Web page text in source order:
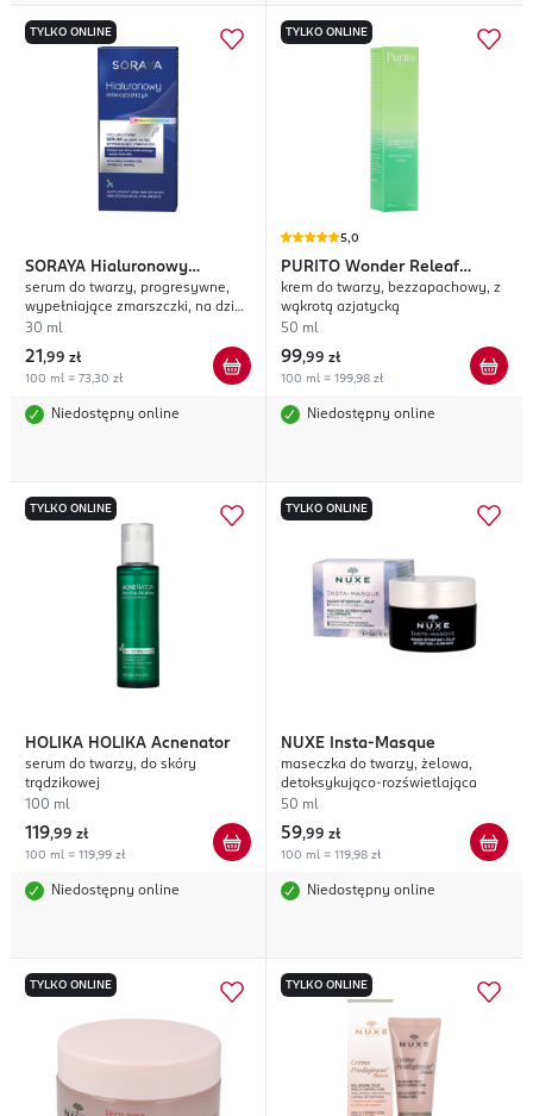
TYLKO ONLINE
SORAYA Hialuronowy
Mikrozastrzyk
serum do twarzy, progresywne,
wypełniające zmarszczki, na dzień
i na noc
30 ml
21 ,99 zł
100 ml = 73,30 zł
Niedostępny online
TYLKO ONLINE
5,0
PURITO Wonder Releaf
Centella
krem do twarzy, bezzapachowy, z
wąkrotą azjatycką
50 ml
99,99 zł
100 ml = 199,98 zł
Niedostępny online
TYLKO ONLINE
HOLIKA HOLIKA Acnenator
serum do twarzy, do skóry
trądzikowej
100 ml
119,99 zł
100 ml = 119,99 zł
Niedostępny online
TYLKO ONLINE
NUXE Insta-Masque
maseczka do twarzy, żelowa,
detoksykująco-rozświetlająca
50 ml
59,99 zł
100 ml = 119,98 zł
Niedostępny online
TYLKO ONLINE TYLKO ONLINE